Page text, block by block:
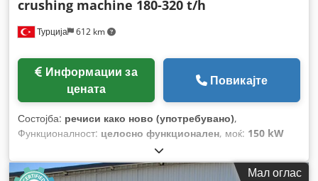
Турција 612 km
crushing machine 180-320 t/h
цената
Повикајте
Состојба: речиси како ново (употребувано),
Функционалност: целосно функционален, моќ: 150 kW
, тип на гориво:
на изградба:2026,
Мал оглас